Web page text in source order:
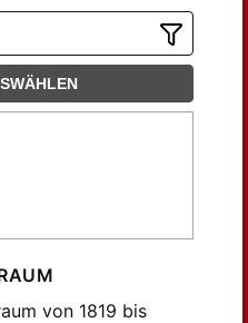
von 1819 bis